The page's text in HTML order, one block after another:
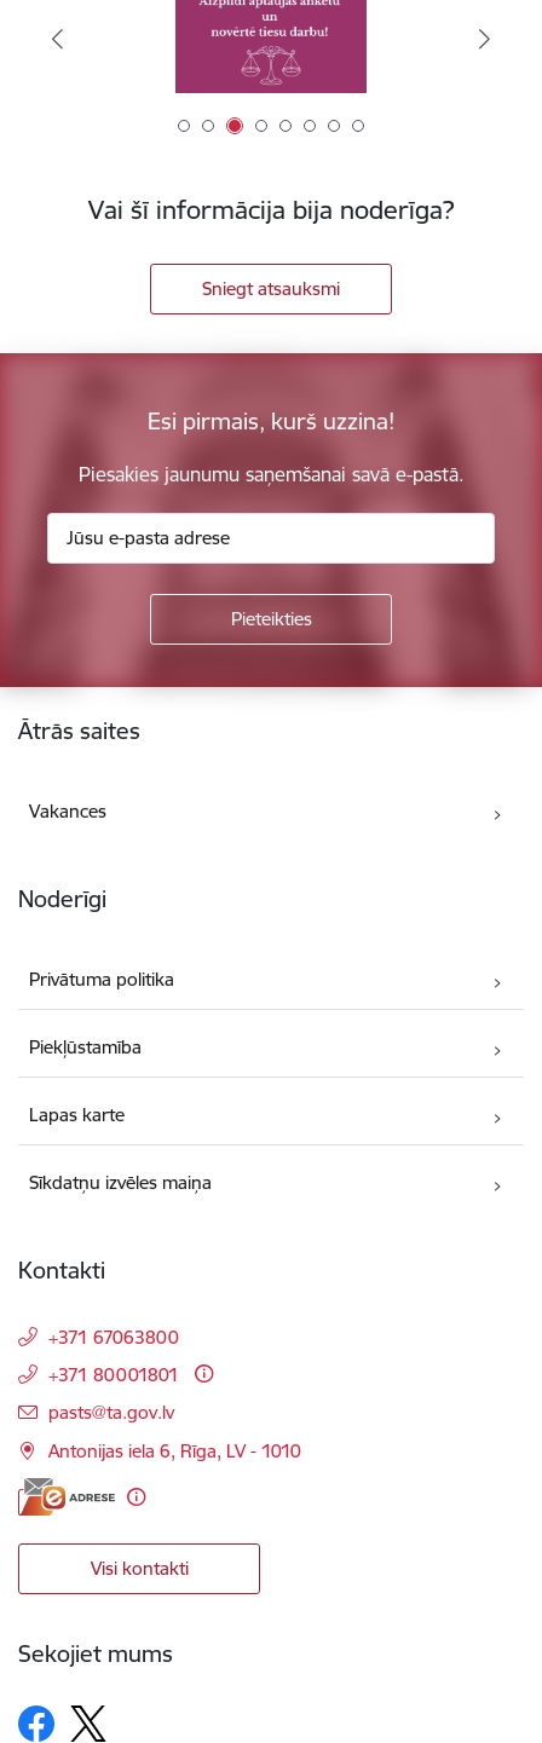
Vai šī informācija bija noderīga?
Sniegt atsauksmi
Esi pirmais, kurš uzzina!
Piesakies jaunumu saņemšanai savā e-pastā.
Kājene
Ātrās saites
Vakances
Noderīgi
Privātuma politika
Piekļūstamība
Lapas karte
Sīkdatņu izvēles maiņa
Kontakti
+371 67063800
+371 80001801
E-pasts:
pasts@ta.gov.lv
Antonijas iela 6, Rīga, LV - 1010
Visi kontakti
Sekojiet mums